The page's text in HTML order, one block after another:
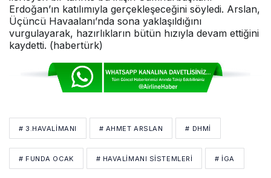
Erdoğan’ın katılımıyla gerçekleşeceğini söyledi. Arslan,
Üçüncü Havaalanı’nda sona yaklaşıldığını
vurgulayarak, hazırlıkların bütün hızıyla devam ettiğini
kaydetti. (habertürk)
# 3.HAVALIMANI # AHMET ARSLAN # DHMİ
# FUNDA OCAK # HAVALIMANI SISTEMLERI # IGA